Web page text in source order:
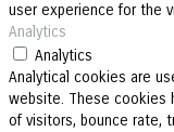
user experience for the
Analytics
Analytics
Analytical cookies are
website. These cookies
of visitors, bounce rate,